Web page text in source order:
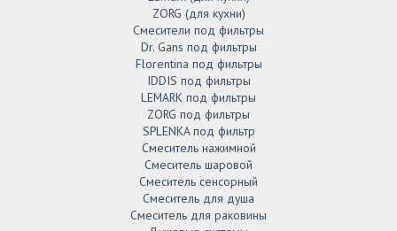
ZORG (для кухни)
Смесители под фильтры
Dr. Gans под фильтры
Florentina под фильтры
IDDIS под фильтры
LEMARK под фильтры
ZORG под фильтры
SPLENKA под фильтр
Смеситель нажимной
Смеситель шаровой
Смеситель сенсорный
Смеситель для душа
Смеситель для раковины